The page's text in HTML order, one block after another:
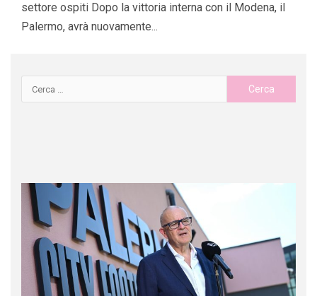
settore ospiti Dopo la vittoria interna con il Modena, il
Palermo, avrà nuovamente...